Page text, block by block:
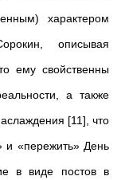
характером
описывая
ему свойственны
а также
[11], что
и «пережить» День
в виде постов в